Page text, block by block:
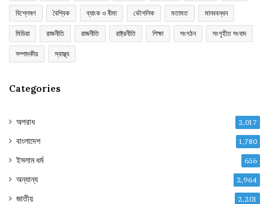
বিশ্লেষণ বৈশ্বিক ব্যাংক ও বীমা ভৌগলিক মতামত মানববন্ধন
মিডিয়া রাজনীতি রাজনীতি রাষ্ট্রনীতি শিক্ষা সংগঠন সংগৃহীত সংবাদ
সম্পাদকীয় স্বাস্থ্য
Categories
অপরাধ 2,017
বাংলাদেশ 1,780
ইসলাম ধর্ম 656
অন্যান্য 2,964
জাতীয় 2,201